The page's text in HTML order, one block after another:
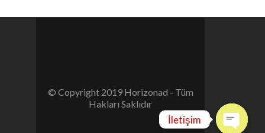
© Copyright 2019 Horizonad - Tüm
Hakları Saklıdır
İletişim